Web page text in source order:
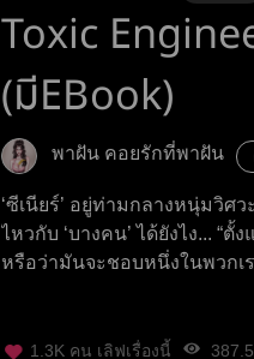
Toxic
(มีEBook)
พาฝัน คอยรักที่พาฝัน
‘ซีเนียร์’ อยู่ท่ามกลางหนุ่มวิศ
ไหวกับ ‘บางคน’ ได้ยังไง... “
หรือว่ามันจะชอบหนึ่งในพวกเร
1.3K คน เลิฟเรื่องนี้